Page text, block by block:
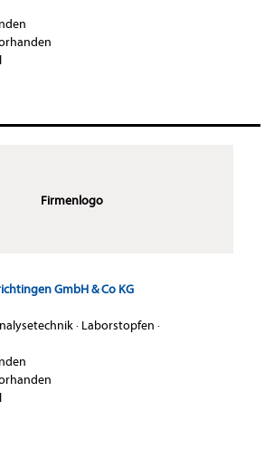
Firmenlogo
GmbH & Co KG
· Laborstopfen ·